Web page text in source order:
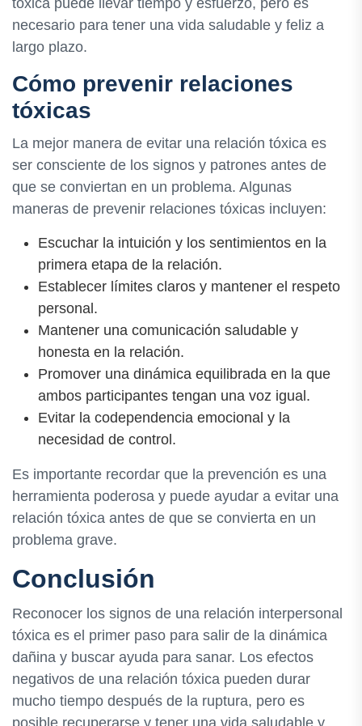
necesario para tener una vida saludable y feliz a
largo plazo.
Cómo prevenir relaciones
tóxicas
La mejor manera de evitar una relación tóxica es
ser consciente de los signos y patrones antes de
que se conviertan en un problema. Algunas
maneras de prevenir relaciones tóxicas incluyen:
Escuchar la intuición y los sentimientos en la
primera etapa de la relación.
Establecer límites claros y mantener el respeto
personal.
Mantener una comunicación saludable y
honesta en la relación.
Promover una dinámica equilibrada en la que
ambos participantes tengan una voz igual.
Evitar la codependencia emocional y la
necesidad de control.
Es importante recordar que la prevención es una
herramienta poderosa y puede ayudar a evitar una
relación tóxica antes de que se convierta en un
problema grave.
Conclusión
Reconocer los signos de una relación interpersonal
tóxica es el primer paso para salir de la dinámica
dañina y buscar ayuda para sanar. Los efectos
negativos de una relación tóxica pueden durar
mucho tiempo después de la ruptura, pero es